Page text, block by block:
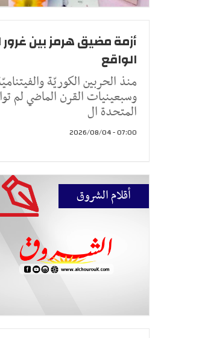
أزمة مضيق هرمز بين
الواقع
منذ الحربين الكوريّة
وسبعينيات القرن الماضي لم
المتحدة ال
07:00 - 2026/08/04
أقلام الشروق